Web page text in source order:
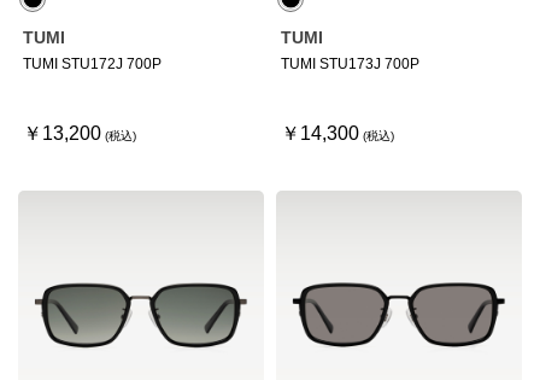
TUMI
TUMI STU172J 700P
￥13,200
TUMI
TUMI STU173J 700P
￥14,300